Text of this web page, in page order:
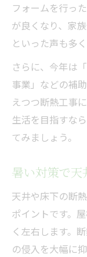
フォームを行っ
が良くなり、家
といった声も多
さらに、今年は
事業」などの補
えつつ断熱工事
生活を目指すな
てみましょう。
暑い対策で
天井や床下の断
ポイントです。
く左右します。
の侵入を大幅に